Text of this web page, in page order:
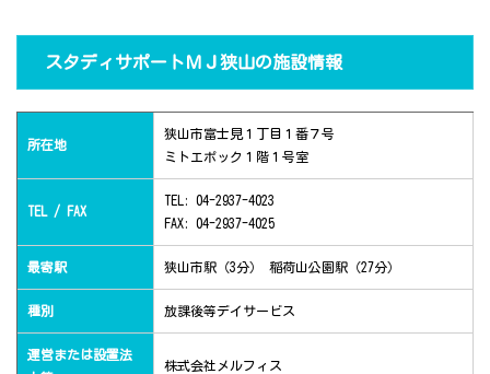
スタディサポートＭＪ狭山の施設情報
所在地
狭山市富士見１丁目１番７号
ミトエポック１階１号室
TEL / FAX
TEL: 04-2937-4023
FAX: 04-2937-4025
最寄駅 狭山市駅（3分） 稲荷山公園駅（27分）
種別 放課後等デイサービス
運営または設置法
株式会社メルフィス